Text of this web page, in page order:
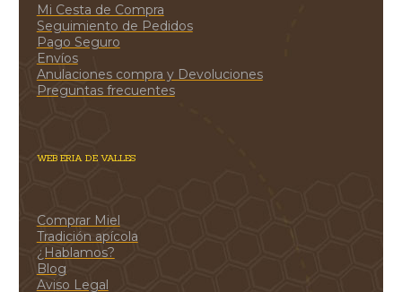
Mi Cesta de Compra
Seguimiento de Pedidos
Pago Seguro
Envíos
Anulaciones compra y Devoluciones
Preguntas frecuentes
WEB ERIA DE VALLES
Comprar Miel
Tradición apícola
¿Hablamos?
Blog
Aviso Legal